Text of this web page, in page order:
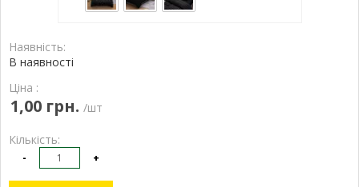
Наявність:
В наявності
Ціна :
1,00 грн. /шт
Кількість:
- +